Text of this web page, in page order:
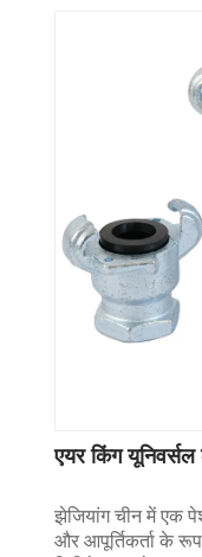
एयर किंग
झेजियांग चीन में एक
और आपूर्तिकर्ता के